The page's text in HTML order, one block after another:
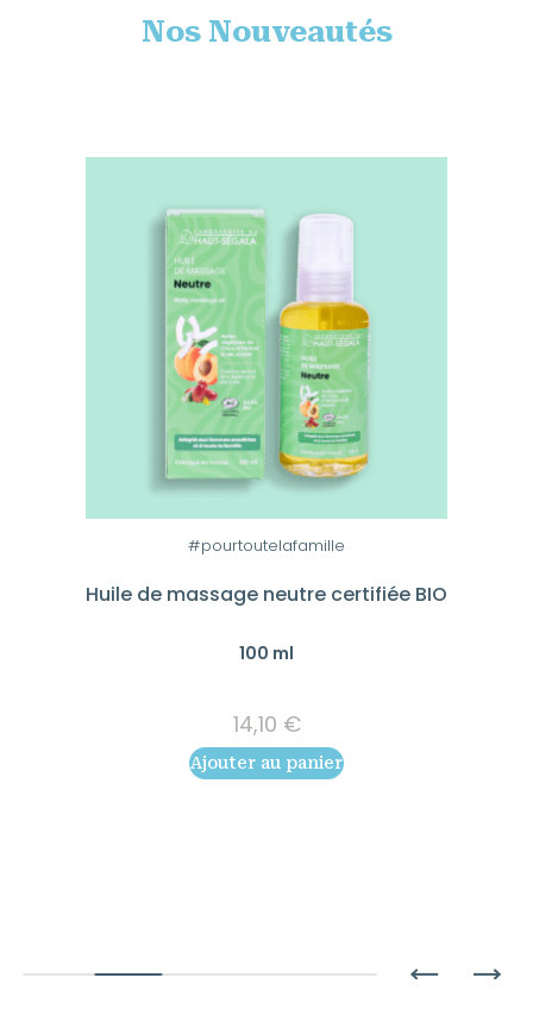
Nos Nouveautés
#pourtoutelafamille
Huile de massage neutre certifiée BIO
100 ml
14,10 €
Ajouter au panier